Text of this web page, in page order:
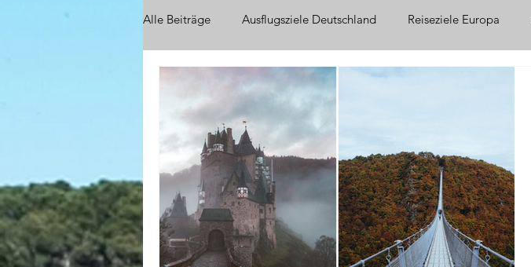
Alle Beiträge Ausflugsziele Deutschland Reiseziele Europa